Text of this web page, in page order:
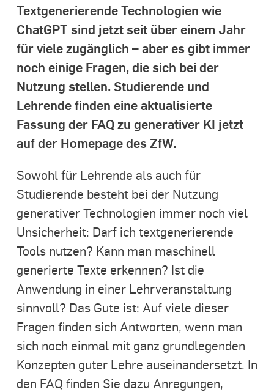
Textgenerierende Technologien wie
ChatGPT sind jetzt seit über einem Jahr
für viele zugänglich – aber es gibt immer
noch einige Fragen, die sich bei der
Nutzung stellen. Studierende und
Lehrende finden eine aktualisierte
Fassung der FAQ zu generativer KI jetzt
auf der Homepage des ZfW.
Sowohl für Lehrende als auch für
Studierende besteht bei der Nutzung
generativer Technologien immer noch viel
Unsicherheit: Darf ich textgenerierende
Tools nutzen? Kann man maschinell
generierte Texte erkennen? Ist die
Anwendung in einer Lehrveranstaltung
sinnvoll? Das Gute ist: Auf viele dieser
Fragen finden sich Antworten, wenn man
sich noch einmal mit ganz grundlegenden
Konzepten guter Lehre auseinandersetzt. In
den FAQ finden Sie dazu Anregungen,